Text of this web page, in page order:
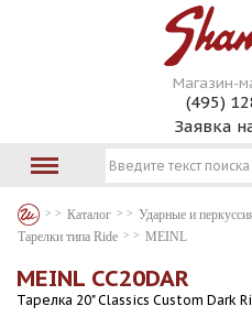
Магазин-
(495)
Заявка
Каталог Ударные и
Тарелки типа Ride
MEINL
MEINL CC20DAR
Тарелка 20" Classics Custom Dark